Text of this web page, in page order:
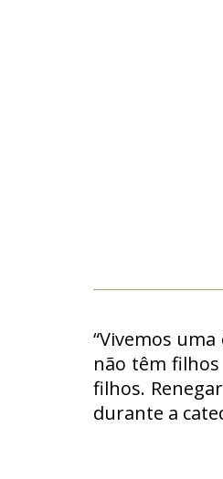
“Vivemos
não têm
filhos.
durante a